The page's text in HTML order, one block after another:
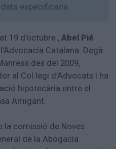
especificada.
19 d’octubre , Abel Pié
Catalana. Degà
des del 2009,
al Col·legi d’Advocats i ha
hipotecària entre el
Amigant.
la comissió de Noves
de la Abogacía